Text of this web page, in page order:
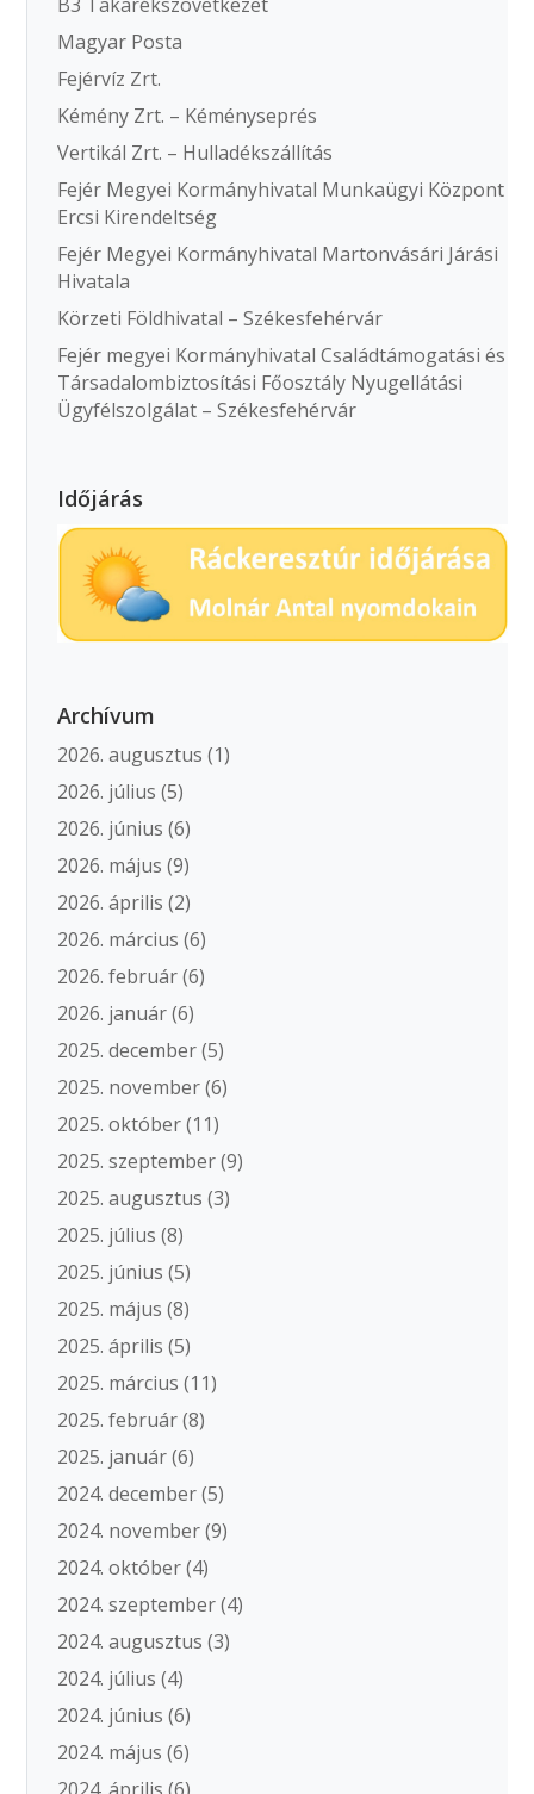
Magyar Posta
Fejérvíz Zrt.
Kémény Zrt. – Kéményseprés
Vertikál Zrt. – Hulladékszállítás
Fejér Megyei Kormányhivatal Munkaügyi Központ
Ercsi Kirendeltség
Fejér Megyei Kormányhivatal Martonvásári Járási
Hivatala
Körzeti Földhivatal – Székesfehérvár
Fejér megyei Kormányhivatal Családtámogatási és
Társadalombiztosítási Főosztály Nyugellátási
Ügyfélszolgálat – Székesfehérvár
Időjárás
Archívum
2026. augusztus (1)
2026. július (5)
2026. június (6)
2026. május (9)
2026. április (2)
2026. március (6)
2026. február(6)
2026. január(6)
2025. december(5)
2025. november(6)
2025. október(11)
2025. szeptember(9)
2025. augusztus (3)
2025. július (8)
2025. június (5)
2025. május (8)
2025. április (5)
2025. március (11)
2025. február(8)
2025. január(6)
2024. december(5)
2024. november(9)
2024. október(4)
2024. szeptember(4)
2024. augusztus (3)
2024. július (4)
2024. június (6)
2024. május (6)